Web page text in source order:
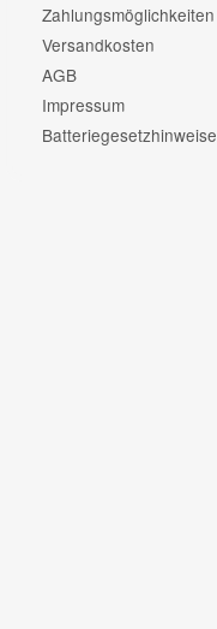
Zahlungsmöglichkeiten
Versandkosten
AGB
Impressum
Batteriegesetzhinweise